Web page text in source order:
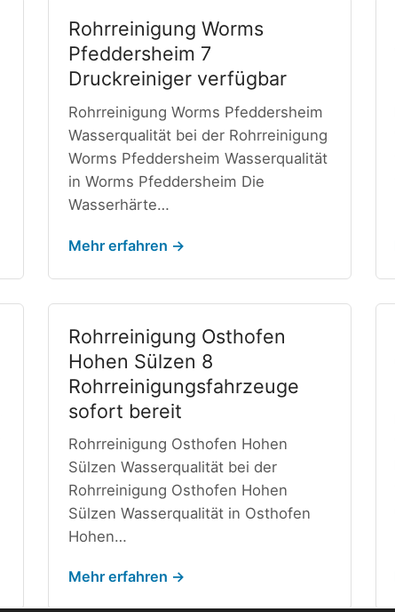
Rohrreinigung Worms
Pfeddersheim 7
Druckreiniger verfügbar
Rohrreinigung Worms Pfeddersheim
Wasserqualität bei der Rohrreinigung
Worms Pfeddersheim Wasserqualität
in Worms Pfeddersheim Die
Wasserhärte…
Mehr erfahren →
Rohrreinigung Osthofen
Hohen Sülzen 8
Rohrreinigungsfahrzeuge
sofort bereit
Rohrreinigung Osthofen Hohen
Sülzen Wasserqualität bei der
Rohrreinigung Osthofen Hohen
Sülzen Wasserqualität in Osthofen
Hohen…
Mehr erfahren →